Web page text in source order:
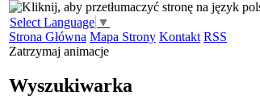
Select Language ▼
Strona Główna Mapa Strony Kontakt RSS
Zatrzymaj animacje
Wyszukiwarka